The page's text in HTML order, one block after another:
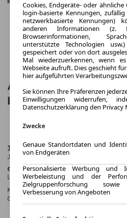
Audi e-tron Q6
business e-tron quatt
10.000,0 km
Jahrliche Fahrleistung
48
ca. 315 kW (428 PS)
Leistung
Kraftstoffverbr.¹: ca. 17,0 kWh/100km(komb.)
CO
Cookies, Endgeräte- oder ähnliche
login-basierte Kennungen,
netzwerkbasierte Kennungen)
anderen Informationen (z.
Browserinformationen,
unterstützte Technologien
gespeichert oder von dort
Mal wiederzuerkennen, wenn
Webseite aufruft. Dies geschieht
hier aufgeführten
Sie können Ihre Präferenzen
Einwilligungen widerrufen,
Datenschutzerklärung den Privacy
Zwecke
Genaue Standortdaten und
von Endgeräten
Personalisierte Werbung und
Werbeleistung und der
Zielgruppenforschung
Verbesserung von Angeboten